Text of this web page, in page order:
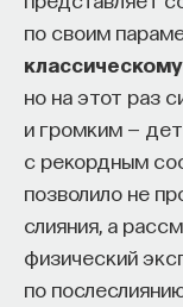
по своим
но на этот раз
и громким —
с рекордным
позволило не
слияния, а
физический
по